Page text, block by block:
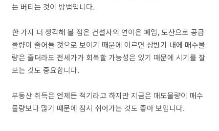
는 버티는 것이 방법입니다.
한 가지 더 생각해 볼 점은 건설사의 연이은 폐업, 도산으로 공급
물량이 줄어들 것으로 보이기 때문에 이르면 상반기 내에 매수물
량은 줄더라도 전세가가 회복할 가능성은 있기 때문에 시기를 잘
보는 것도 중요합니다.
부동산 취득은 언제든 적기라고 하지만 지금은 매도물량이 매수
물량보다 많기 때문에 잠시 쉬어가는 것도 좋아 보입니다.